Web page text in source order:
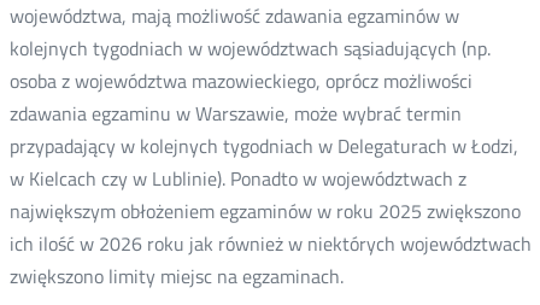
województwa, mają możliwość zdawania egzaminów w
kolejnych tygodniach w województwach sąsiadujących (np.
osoba z województwa mazowieckiego, oprócz możliwości
zdawania egzaminu w Warszawie, może wybrać termin
przypadający w kolejnych tygodniach w Delegaturach w Łodzi,
w Kielcach czy w Lublinie). Ponadto w województwach z
największym obłożeniem egzaminów w roku 2025 zwiększono
ich ilość w 2026 roku jak również w niektórych województwach
zwiększono limity miejsc na egzaminach.